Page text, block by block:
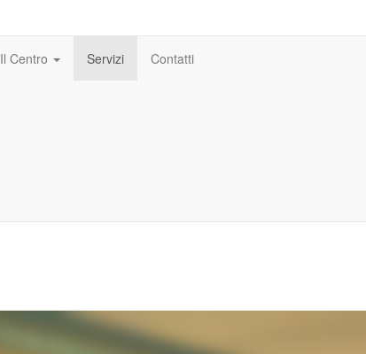
Il Centro Servizi Contatti